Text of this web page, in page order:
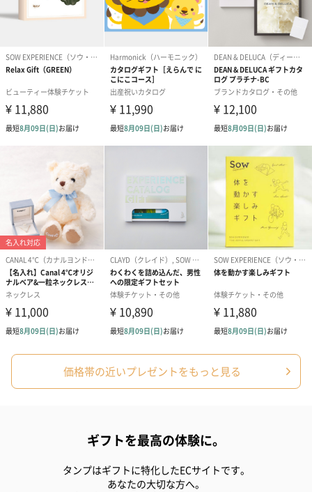
価格帯の近いプレゼントをもっと見る
ギフトを最高の体験に。
タンプはギフトに特化したECサイトです。
あなたの大切な方へ。